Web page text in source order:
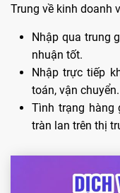
Trung về kinh doanh
Nhập qua trung
nhuận tốt.
Nhập trực tiếp
toán, vận chuyển.
Tình trạng hàng
tràn lan trên thị